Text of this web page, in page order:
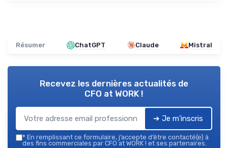
Résumer ChatGPT Claude Mistral
Recevez les dernières actualités de
CFO at WORK !
➔ Je m'inscris
* En remplissant ce formulaire, j’accepte d’être contacté(e) à
des fins commerciales par CFO at WORK ! et ses partenaires.